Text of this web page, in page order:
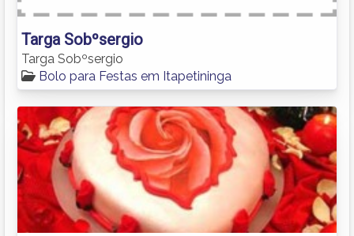
Targa Sobºsergio
Targa Sobºsergio
Bolo para Festas em Itapetininga